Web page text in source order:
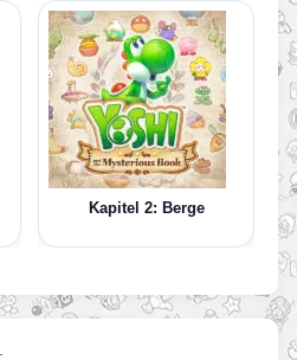
Kapitel 2: Berge